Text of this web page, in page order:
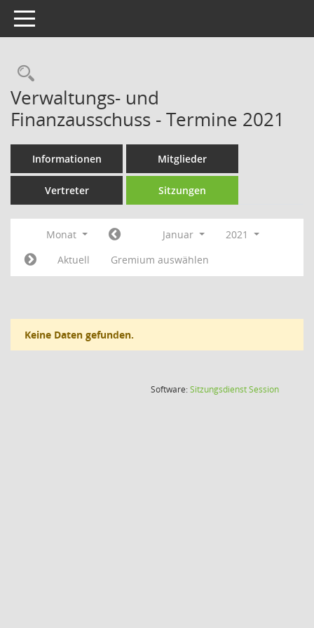
Toggle navigation
Rechercheauswahl
Verwaltungs- und
Finanzausschuss - Termine 2021
Informationen Mitglieder
Vertreter Sitzungen
Monat Januar
2021
Aktuell
Gremium auswählen
Keine Daten gefunden.
Software:SitzungsdienstSession(Wird in